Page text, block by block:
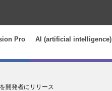
Pro AI (artificial intelligence)
開発者にリリース